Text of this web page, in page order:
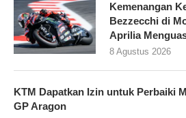
Kemenangan
Bezzecchi di
Aprilia
8 Agustus 2026
KTM Dapatkan Izin untuk Perbaiki
GP Aragon